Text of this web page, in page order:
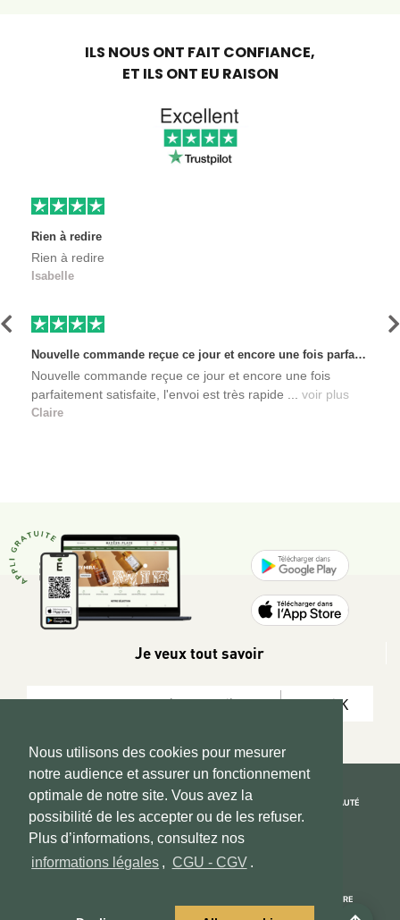
Nous utilisons des cookies pour mesurer
notre audience et assurer un fonctionnement
optimale de notre site. Vous avez la
possibilité de les accepter ou de les refuser.
Plus d’informations, consultez nos
informations légales , CGU - CGV .
ILS NOUS ONT FAIT CONFIANCE,
ET ILS ONT EU RAISON
Rien à redire
Rien à redire
Isabelle
Nouvelle commande reçue ce jour et encore une fois parfaitement satisfaite, l'envoi est très rapide et les produits sont toujours conditionnés de manière personnalisés. L'avantage de commander auprès de créateurs indépendants.
Nouvelle commande reçue ce jour et encore une fois
parfaitement satisfaite, l'envoi est très rapide ... voir plus
Claire
Précédent
Je veux tout savoir
OK
Based on Kate&You MarketPlace’ solution
REJOIGNEZ LA COMMUNAUTÉ
NOUS CONNAÎTRE